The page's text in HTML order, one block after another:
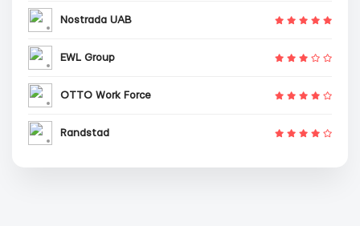
Nostrada UAB
EWL Group
OTTO Work Force
Randstad